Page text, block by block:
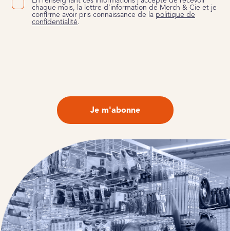
chaque mois, la lettre d’information de Merch & Cie et je
confirme avoir pris connaissance de la politique de
confidentialité.